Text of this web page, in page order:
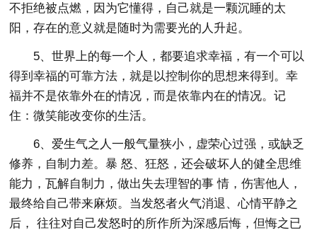
不拒绝被点燃，因为它懂得，自己就是一颗沉睡的太
阳，存在的意义就是随时为需要光的人升起。
5、世界上的每一个人，都要追求幸福，有一个可以
得到幸福的可靠方法，就是以控制你的思想来得到。幸
福并不是依靠外在的情况，而是依靠内在的情况。记
住：微笑能改变你的生活。
6、爱生气之人一般气量狭小，虚荣心过强，或缺乏
修养，自制力差。暴 怒、狂怒，还会破坏人的健全思维
能力，瓦解自制力，做出失去理智的事 情，伤害他人，
最终给自己带来麻烦。当发怒者火气消退、心情平静之
后， 往往对自己发怒时的所作所为深感后悔，但悔之已